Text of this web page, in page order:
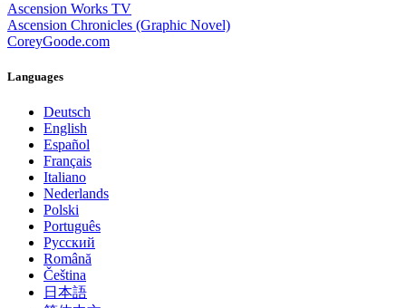
Ascension Works TV
Ascension Chronicles (Graphic Novel)
CoreyGoode.com
Languages
Deutsch
English
Español
Français
Italiano
Nederlands
Polski
Português
Pусский
Română
Čeština
日本語